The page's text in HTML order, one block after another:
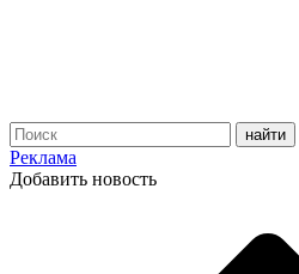
Реклама
Добавить новость